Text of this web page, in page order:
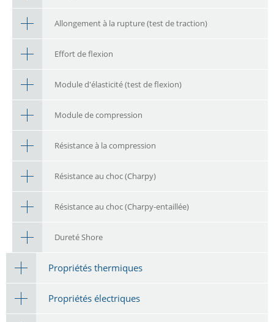
Allongement à la rupture (test de traction)
Effort de flexion
Module d'élasticité (test de flexion)
Module de compression
Résistance à la compression
Résistance au choc (Charpy)
Résistance au choc (Charpy-entaillée)
Dureté Shore
Propriétés thermiques
Propriétés électriques